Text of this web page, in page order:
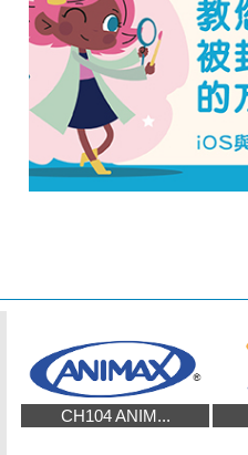
CH104 ANIM...